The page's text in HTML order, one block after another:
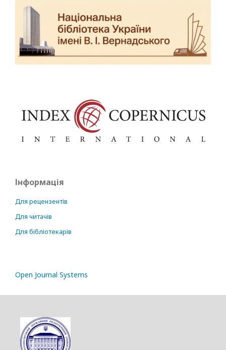
Інформація
Для рецензентів
Для читачів
Для бібліотекарів
Open Journal Systems